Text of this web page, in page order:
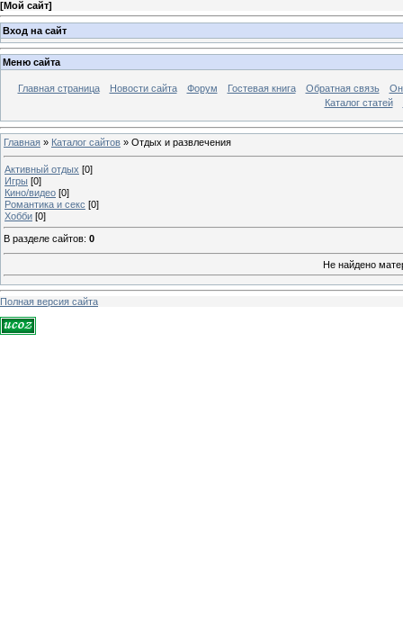
[Мой сайт]
Вход на сайт
Меню сайта
Главная страница Новости сайта Форум Гостевая книга Обратная связь
Каталог статей
Главная » Каталог сайтов » Отдых и развлечения
Активный отдых [0]
Игры [0]
Кино/видео [0]
Романтика и секс [0]
Хобби [0]
В разделе сайтов: 0
Не найдено
Полная версия сайта